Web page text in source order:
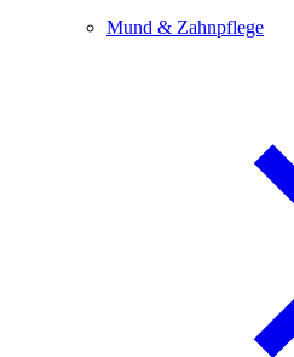
Mund & Zahnpflege